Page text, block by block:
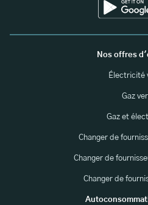
Nos offres
Électricité
Gaz
Gaz et
Changer de
Changer de
Changer de